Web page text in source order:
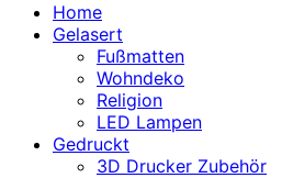
Home
Gelasert
Fußmatten
Wohndeko
Religion
LED Lampen
Gedruckt
3D Drucker Zubehör